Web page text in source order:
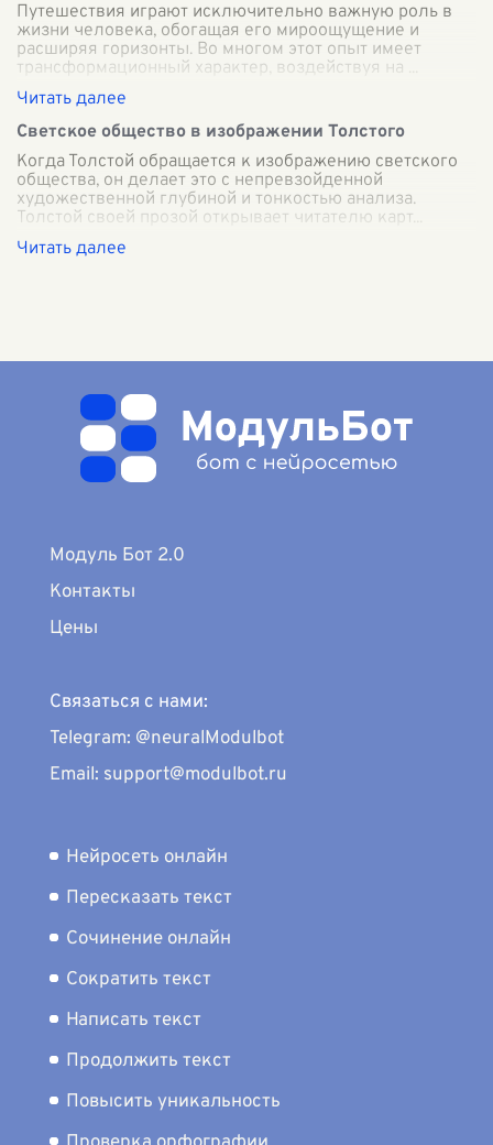
Путешествия играют исключительно важную роль в
жизни человека, обогащая его мироощущение и
расширяя горизонты. Во многом этот опыт имеет
трансформационный характер, воздействуя на
Светское общество в изображении Толстого
Когда Толстой обращается к изображению светского
общества, он делает это с непревзойденной
художественной глубиной и тонкостью анализа.
Толстой своей прозой открывает читателю карт
Модуль Бот 2.0
Контакты
Цены
Связаться с нами:
Telegram: @neuralModulbot
Email: support@modulbot.ru
Нейросеть онлайн
Пересказать текст
Сочинение онлайн
Сократить текст
Написать текст
Продолжить текст
Повысить уникальность